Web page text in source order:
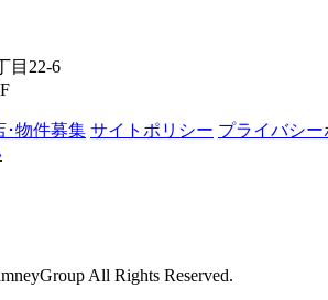
目22-6
･物件募集 サイトポリシー プライバシ
All Rights Reserved.